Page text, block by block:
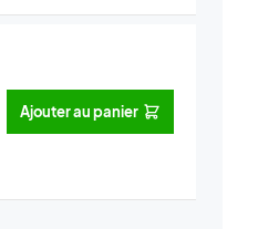
Ajouter au panier